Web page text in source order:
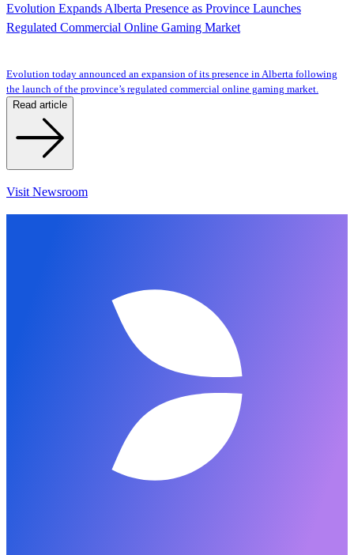
Evolution Expands Alberta Presence as Province Launches
Regulated Commercial Online Gaming Market
Evolution today announced an expansion of its presence in Alberta following
the launch of the province’s regulated commercial online gaming market.
Read article
Visit Newsroom